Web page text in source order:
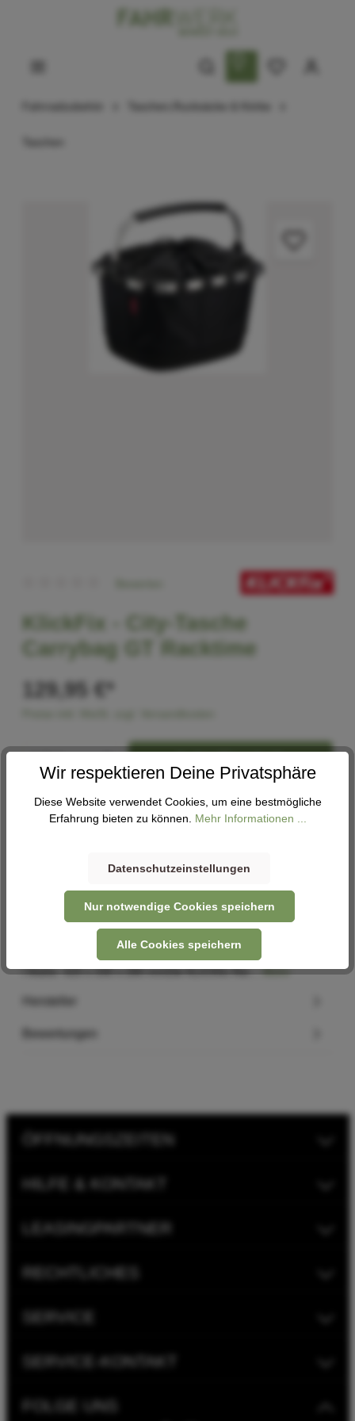
KlickFix -
City-Tasche
Carrybag GT Racktime
129,95 €*
Abholung
Beschreibung
Befestigung: KLICKfix Material: Stoff/Aluminium Volumen: 24
l Maße: 420 x 330 x 280 mmDie KLICKfix Rei…Mehr
Bewertungen
FOLGE UNS
SERVICE-KONTAKT
ÖFFNUNGSZEITEN
HILFE & KONTAKT
LEASINGPARTNER
RECHTLICHES
SERVICE
Wir respektieren Deine Privatsphäre
Diese Website verwendet Cookies, um eine bestmögliche
Erfahrung bieten zu können. Mehr Informationen ...
Datenschutzeinstellungen
Nur notwendige Cookies speichern
Alle Cookies speichern